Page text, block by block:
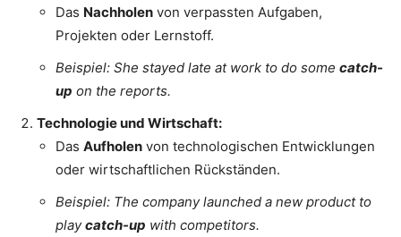
Das Nachholen von verpassten Aufgaben,
Projekten oder Lernstoff.
Beispiel: She stayed late at work to do some catch-
up on the reports.
Technologie und Wirtschaft:
Das Aufholen von technologischen Entwicklungen
oder wirtschaftlichen Rückständen.
Beispiel: The company launched a new product to
playcatch-up with competitors.